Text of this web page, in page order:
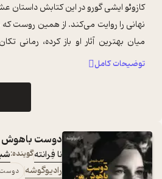
کازوئو ایشی گورو در این کتابش داستان
نهانی را روایت می‌کند. از همین روست
میان بهترین آثار او باز کرده، رمانی
شکنندگی ان ...... توضیحات کامل
دوست
نا فِرانتهگوینده:
رادیوگوشه